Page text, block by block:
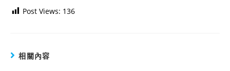
Post Views: 136
相關內容